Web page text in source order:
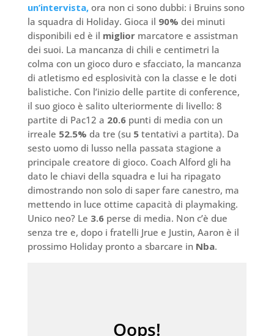
un’intervista,ora non ci sono dubbi: i Bruins sono
la squadra di Holiday. Gioca il 90% dei minuti
disponibili ed è il migliormarcatore e assistman
dei suoi. La mancanza di chili e centimetri la
colma con un gioco duro e sfacciato, la mancanza
di atletismo ed esplosività con la classe e le doti
balistiche. Con l’inizio delle partite di conference,
il suo gioco è salito ulteriormente di livello: 8
partite di Pac12 a 20.6punti di media con un
irreale 52.5% da tre (su 5tentativi a partita). Da
sesto uomo di lusso nella passata stagione a
principale creatore di gioco. Coach Alford gli ha
dato le chiavi della squadra e lui ha ripagato
dimostrando non solo di saper fare canestro, ma
mettendo in luce ottime capacità di playmaking.
Unico neo? Le 3.6perse di media. Non c’è due
senza tre e, dopo i fratelli Jrue e Justin, Aaron è il
prossimo Holiday pronto a sbarcare in Nba.